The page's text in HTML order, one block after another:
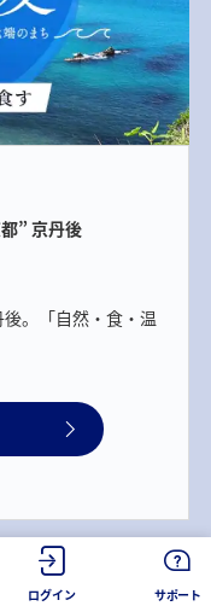
” 京丹後
。「自然・食・温
ログイン サポート